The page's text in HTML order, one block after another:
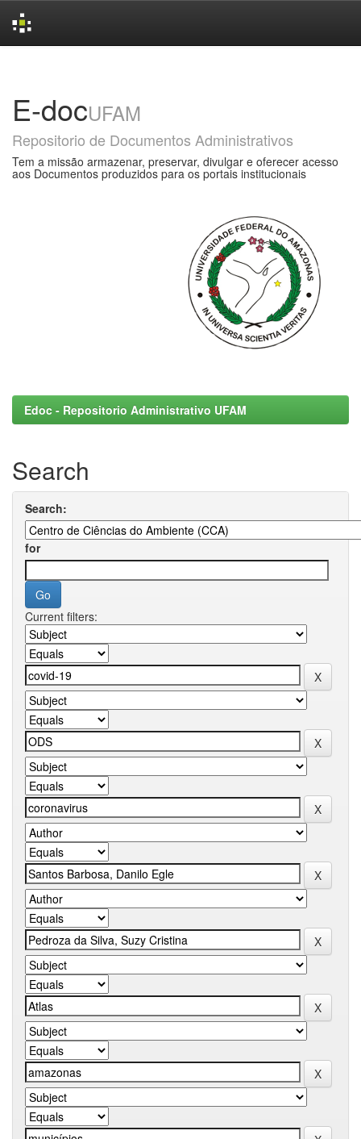
E-docUFAM
Repositorio de Documentos Administrativos
Tem a missão armazenar, preservar, divulgar e oferecer acesso
aos Documentos produzidos para os portais institucionais
Edoc - Repositorio Administrativo UFAM
Search
Search:
for
Current filters: